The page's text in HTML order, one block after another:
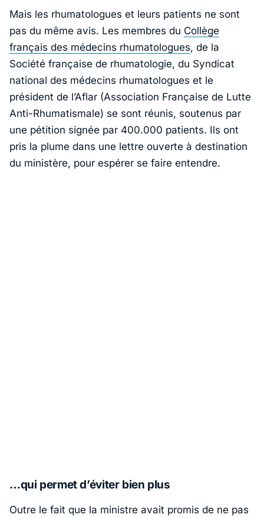
Mais les rhumatologues et leurs patients ne sont
pas du même avis. Les membres du Collège
français des médecins rhumatologues, de la
Société française de rhumatologie, du Syndicat
national des médecins rhumatologues et le
président de l’Aflar (Association Française de Lutte
Anti-Rhumatismale) se sont réunis, soutenus par
une pétition signée par 400.000 patients. Ils ont
pris la plume dans une lettre ouverte à destination
du ministère, pour espérer se faire entendre.
…qui permet d’éviter bien plus
Outre le fait que la ministre avait promis de ne pas